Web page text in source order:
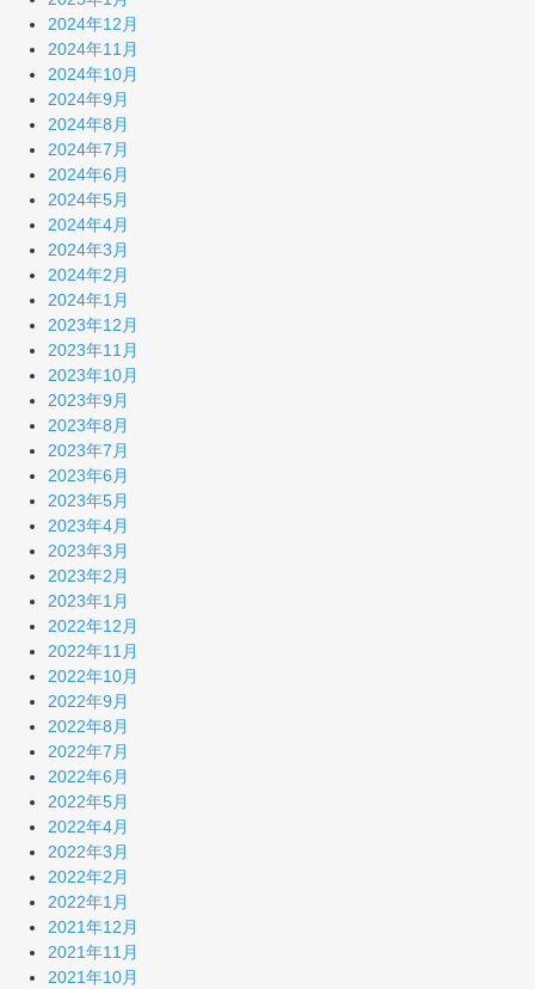
2024年12月
2024年11月
2024年10月
2024年9月
2024年8月
2024年7月
2024年6月
2024年5月
2024年4月
2024年3月
2024年2月
2024年1月
2023年12月
2023年11月
2023年10月
2023年9月
2023年8月
2023年7月
2023年6月
2023年5月
2023年4月
2023年3月
2023年2月
2023年1月
2022年12月
2022年11月
2022年10月
2022年9月
2022年8月
2022年7月
2022年6月
2022年5月
2022年4月
2022年3月
2022年2月
2022年1月
2021年12月
2021年11月
2021年10月